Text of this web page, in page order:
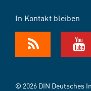
In Kontakt bleiben
© 2026 DIN Deutsches